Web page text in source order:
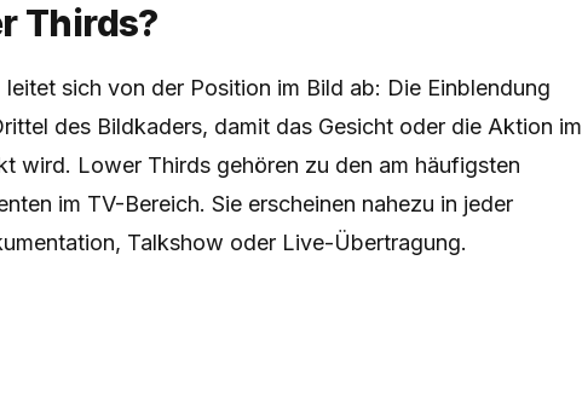
Thirds?
sich von der Position im Bild ab: Die Einblendung
des Bildkaders, damit das Gesicht oder die Aktion im
wird. Lower Thirds gehören zu den am häufigsten
im TV-Bereich. Sie erscheinen nahezu in jeder
Talkshow oder Live-Übertragung.